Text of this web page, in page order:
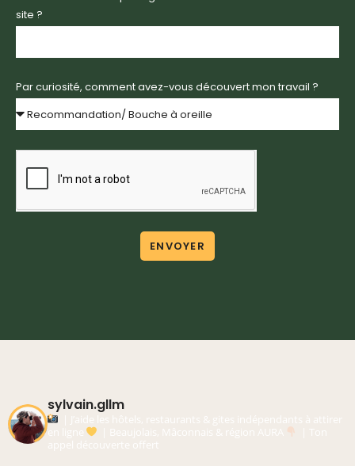
site ?
Par curiosité, comment avez-vous découvert mon travail ?
ENVOYER
sylvain.gllm
| J’aide les hôtels, restaurants & gites indépendants à attirer
en ligne
| Beaujolais, Mâconnais & région AURA
| Ton
appel découverte offert